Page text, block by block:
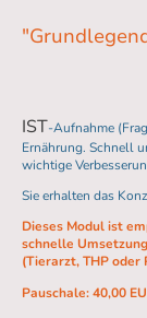
IST-Aufnahme
Ernährung. Schnell
wichtige
Sie erhalten das
Dieses Modul ist
schnelle
(Tierarzt, THP oder
Pauschale: 40,00